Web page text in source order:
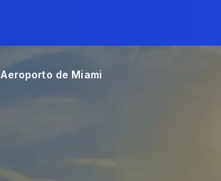
Aeroporto de Miami